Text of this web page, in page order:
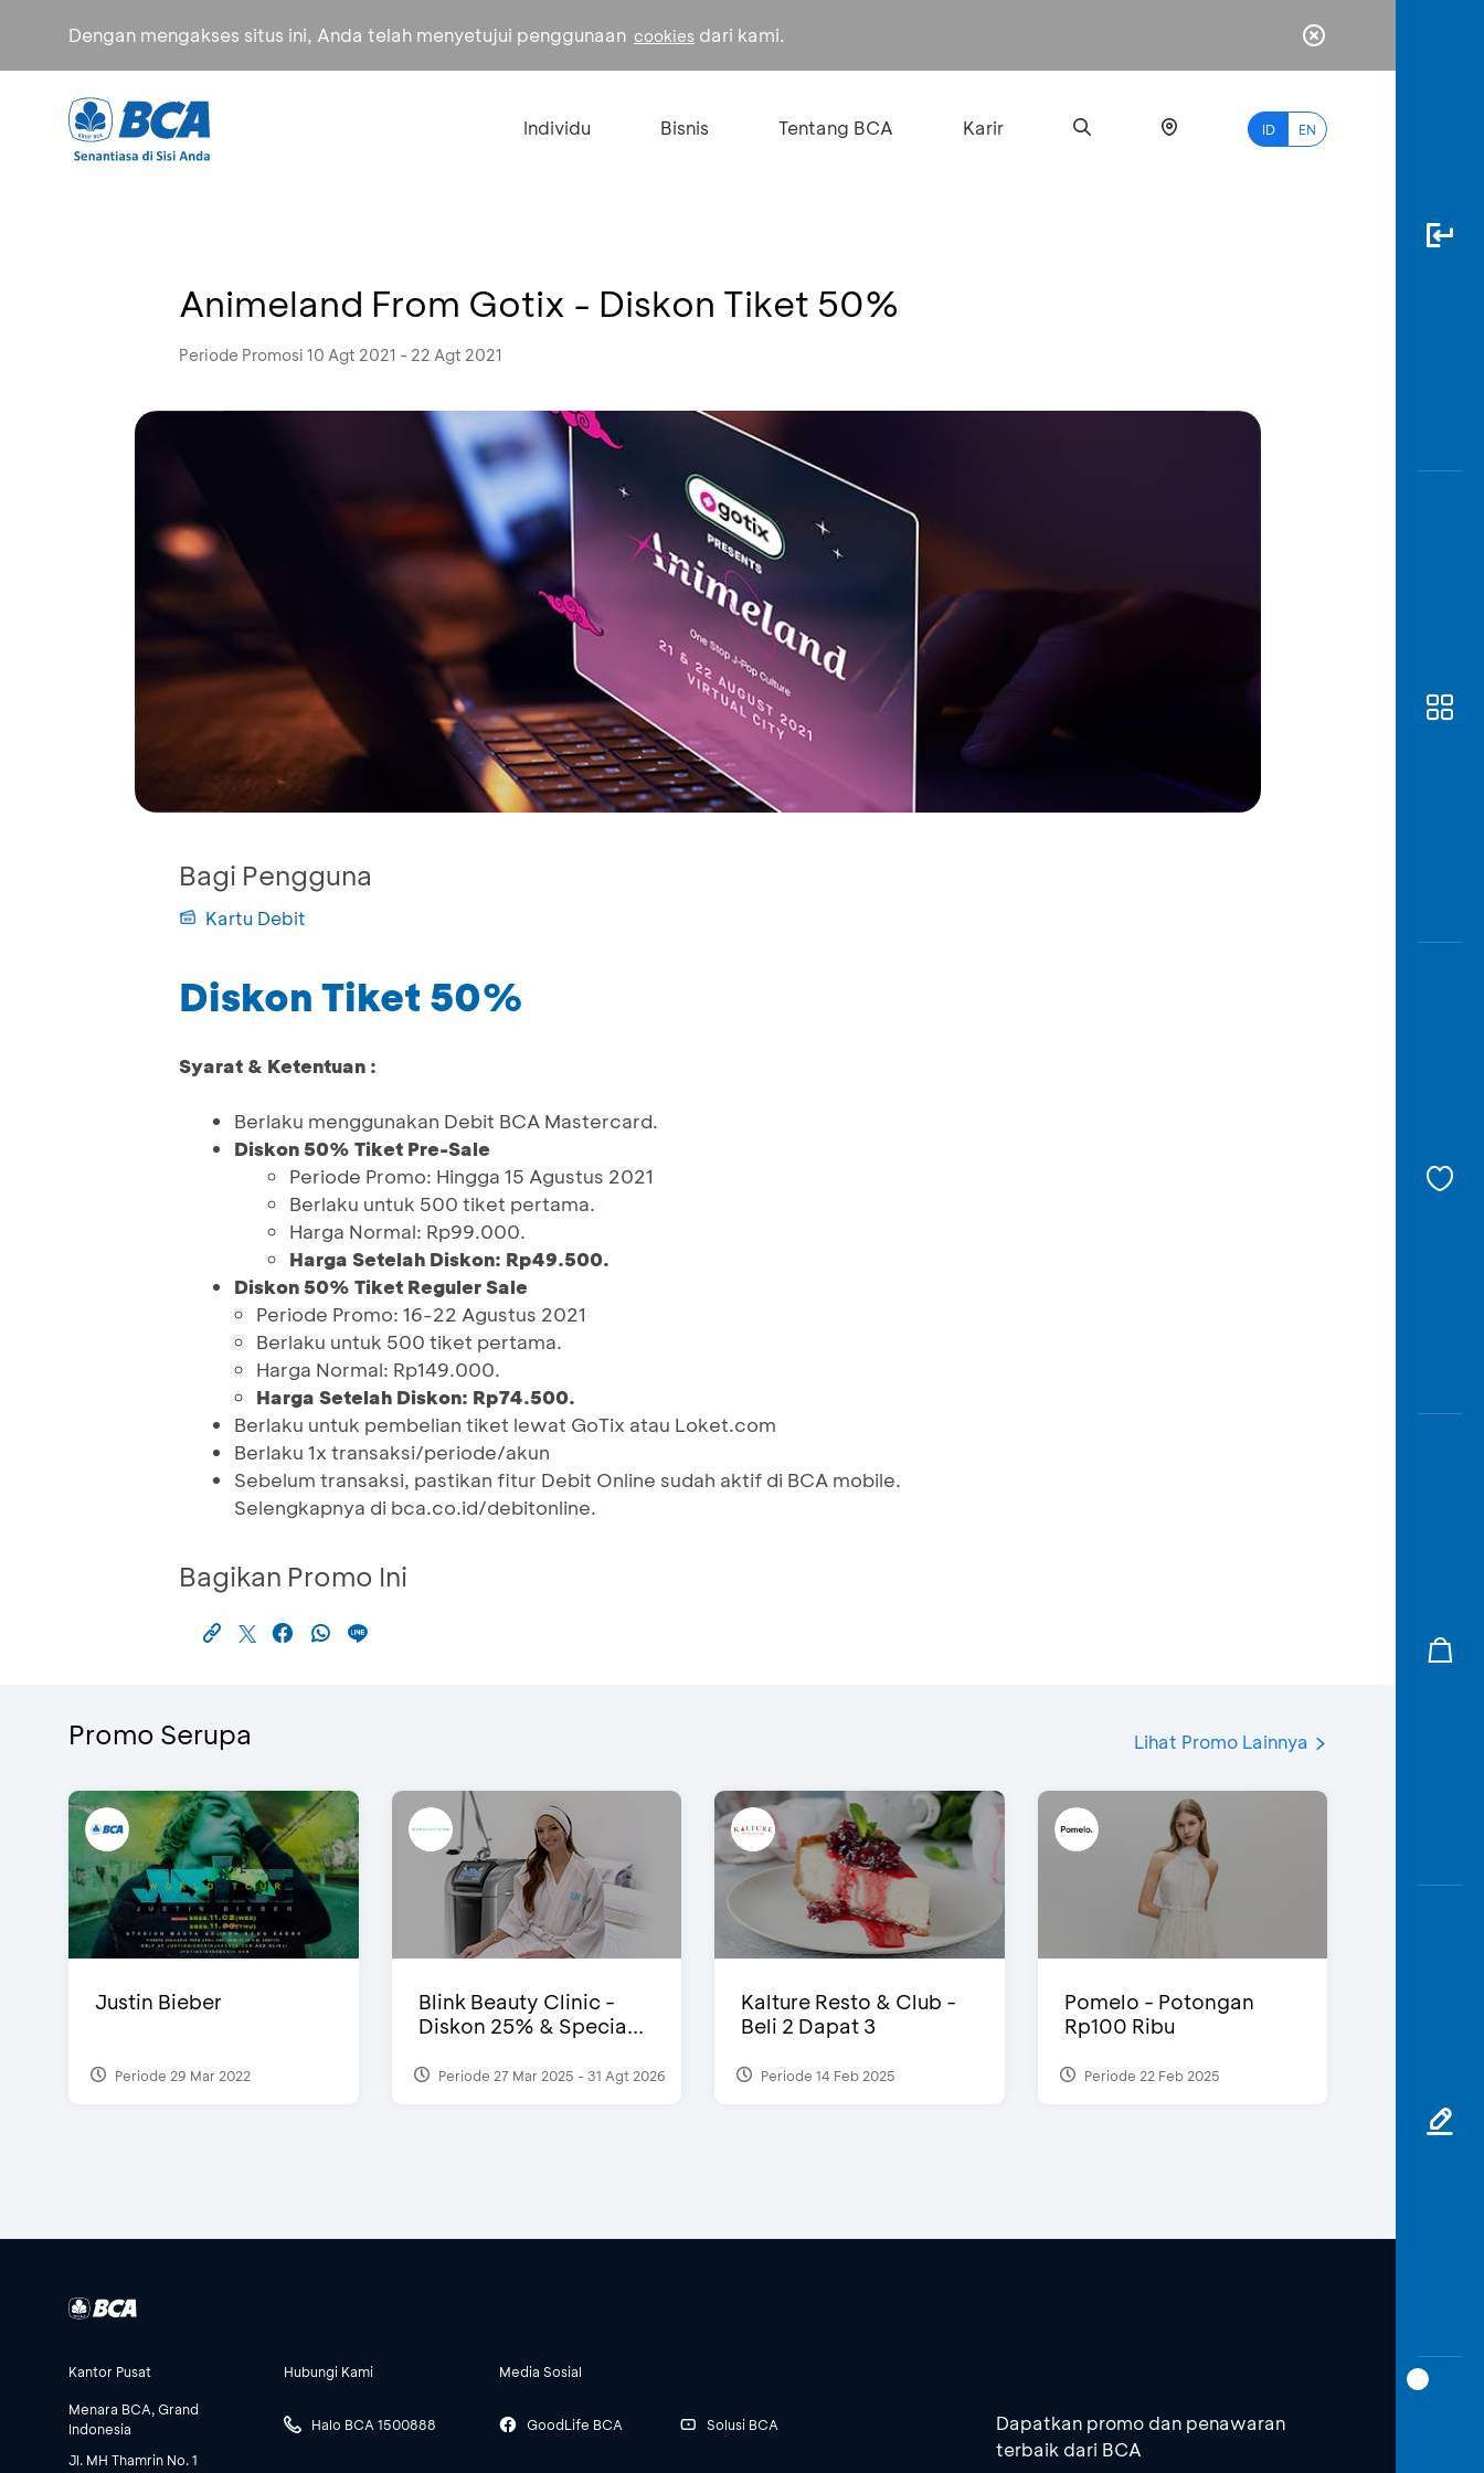
Dengan mengakses situs ini, Anda telah menyetujui penggunaan cookies dari kami.
Individu Bisnis Tentang BCA Karir ID EN
Animeland From Gotix - Diskon Tiket 50%
Periode Promosi 10 Agt 2021 - 22 Agt 2021
Bagi Pengguna
Kartu Debit
Diskon Tiket 50%
Syarat & Ketentuan :
Berlaku menggunakan Debit BCA Mastercard.
Diskon 50% Tiket Pre-Sale
Periode Promo: Hingga 15 Agustus 2021
Berlaku untuk 500 tiket pertama.
Harga Normal: Rp99.000.
Harga Setelah Diskon: Rp49.500.
Diskon 50% Tiket Reguler Sale
Periode Promo: 16-22 Agustus 2021
Berlaku untuk 500 tiket pertama.
Harga Normal: Rp149.000.
Harga Setelah Diskon: Rp74.500.
Berlaku untuk pembelian tiket lewat GoTix atau Loket.com
Berlaku 1x transaksi/periode/akun
Sebelum transaksi, pastikan fitur Debit Online sudah aktif di BCA mobile.
Selengkapnya di bca.co.id/debitonline.
Bagikan Promo Ini
Promo Serupa Lihat Promo Lainnya
Justin Bieber
Periode 29 Mar 2022
Blink Beauty Clinic -
Diskon 25% & Specia...
Periode 27 Mar 2025 - 31 Agt 2026
Kalture Resto & Club -
Beli 2 Dapat 3
Periode 14 Feb 2025
Pomelo - Potongan
Rp100 Ribu
Periode 22 Feb 2025
Kantor Pusat
Menara BCA, Grand
Indonesia
Jl. MH Thamrin No. 1
Hubungi Kami
Halo BCA 1500888
Media Sosial
GoodLife BCA Solusi BCA
Dapatkan promo dan penawaran
terbaik dari BCA